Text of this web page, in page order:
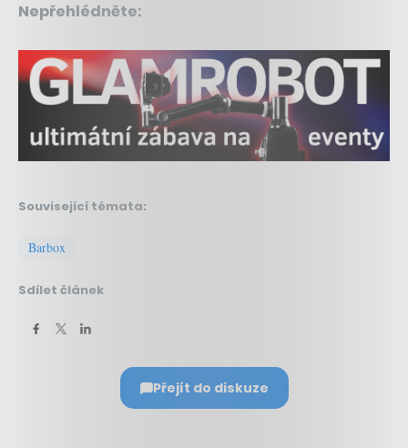
Nepřehlédněte:
Související témata:
Barbox
Sdílet článek
Přejít do diskuze